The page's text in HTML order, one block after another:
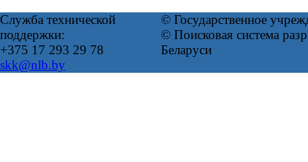
Служба технической
поддержки:
+375 17 293 29 78
skk@nlb.by
© Государственное
© Поисковая система
Беларуси